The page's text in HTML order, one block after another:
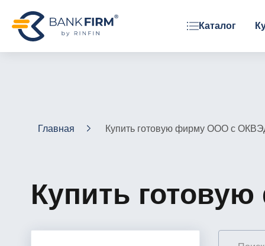
Каталог
ЗАО
Главная Купить готовую фирму ООО с
Купить